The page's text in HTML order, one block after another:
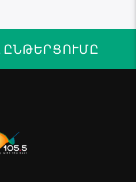
ԸՆԹԵՐՑՈՒՄԸ